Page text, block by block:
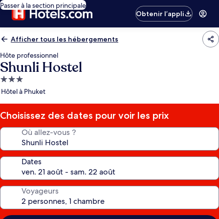
Passer à la section principale
Obtenir l’appli
Afficher tous les hébergements
Hôte professionnel
Shunli Hostel
Hébergement
3.0 étoiles
Hôtel à Phuket
Choisissez des dates pour voir les prix
Où allez-vous ?
Dates
Voyageurs